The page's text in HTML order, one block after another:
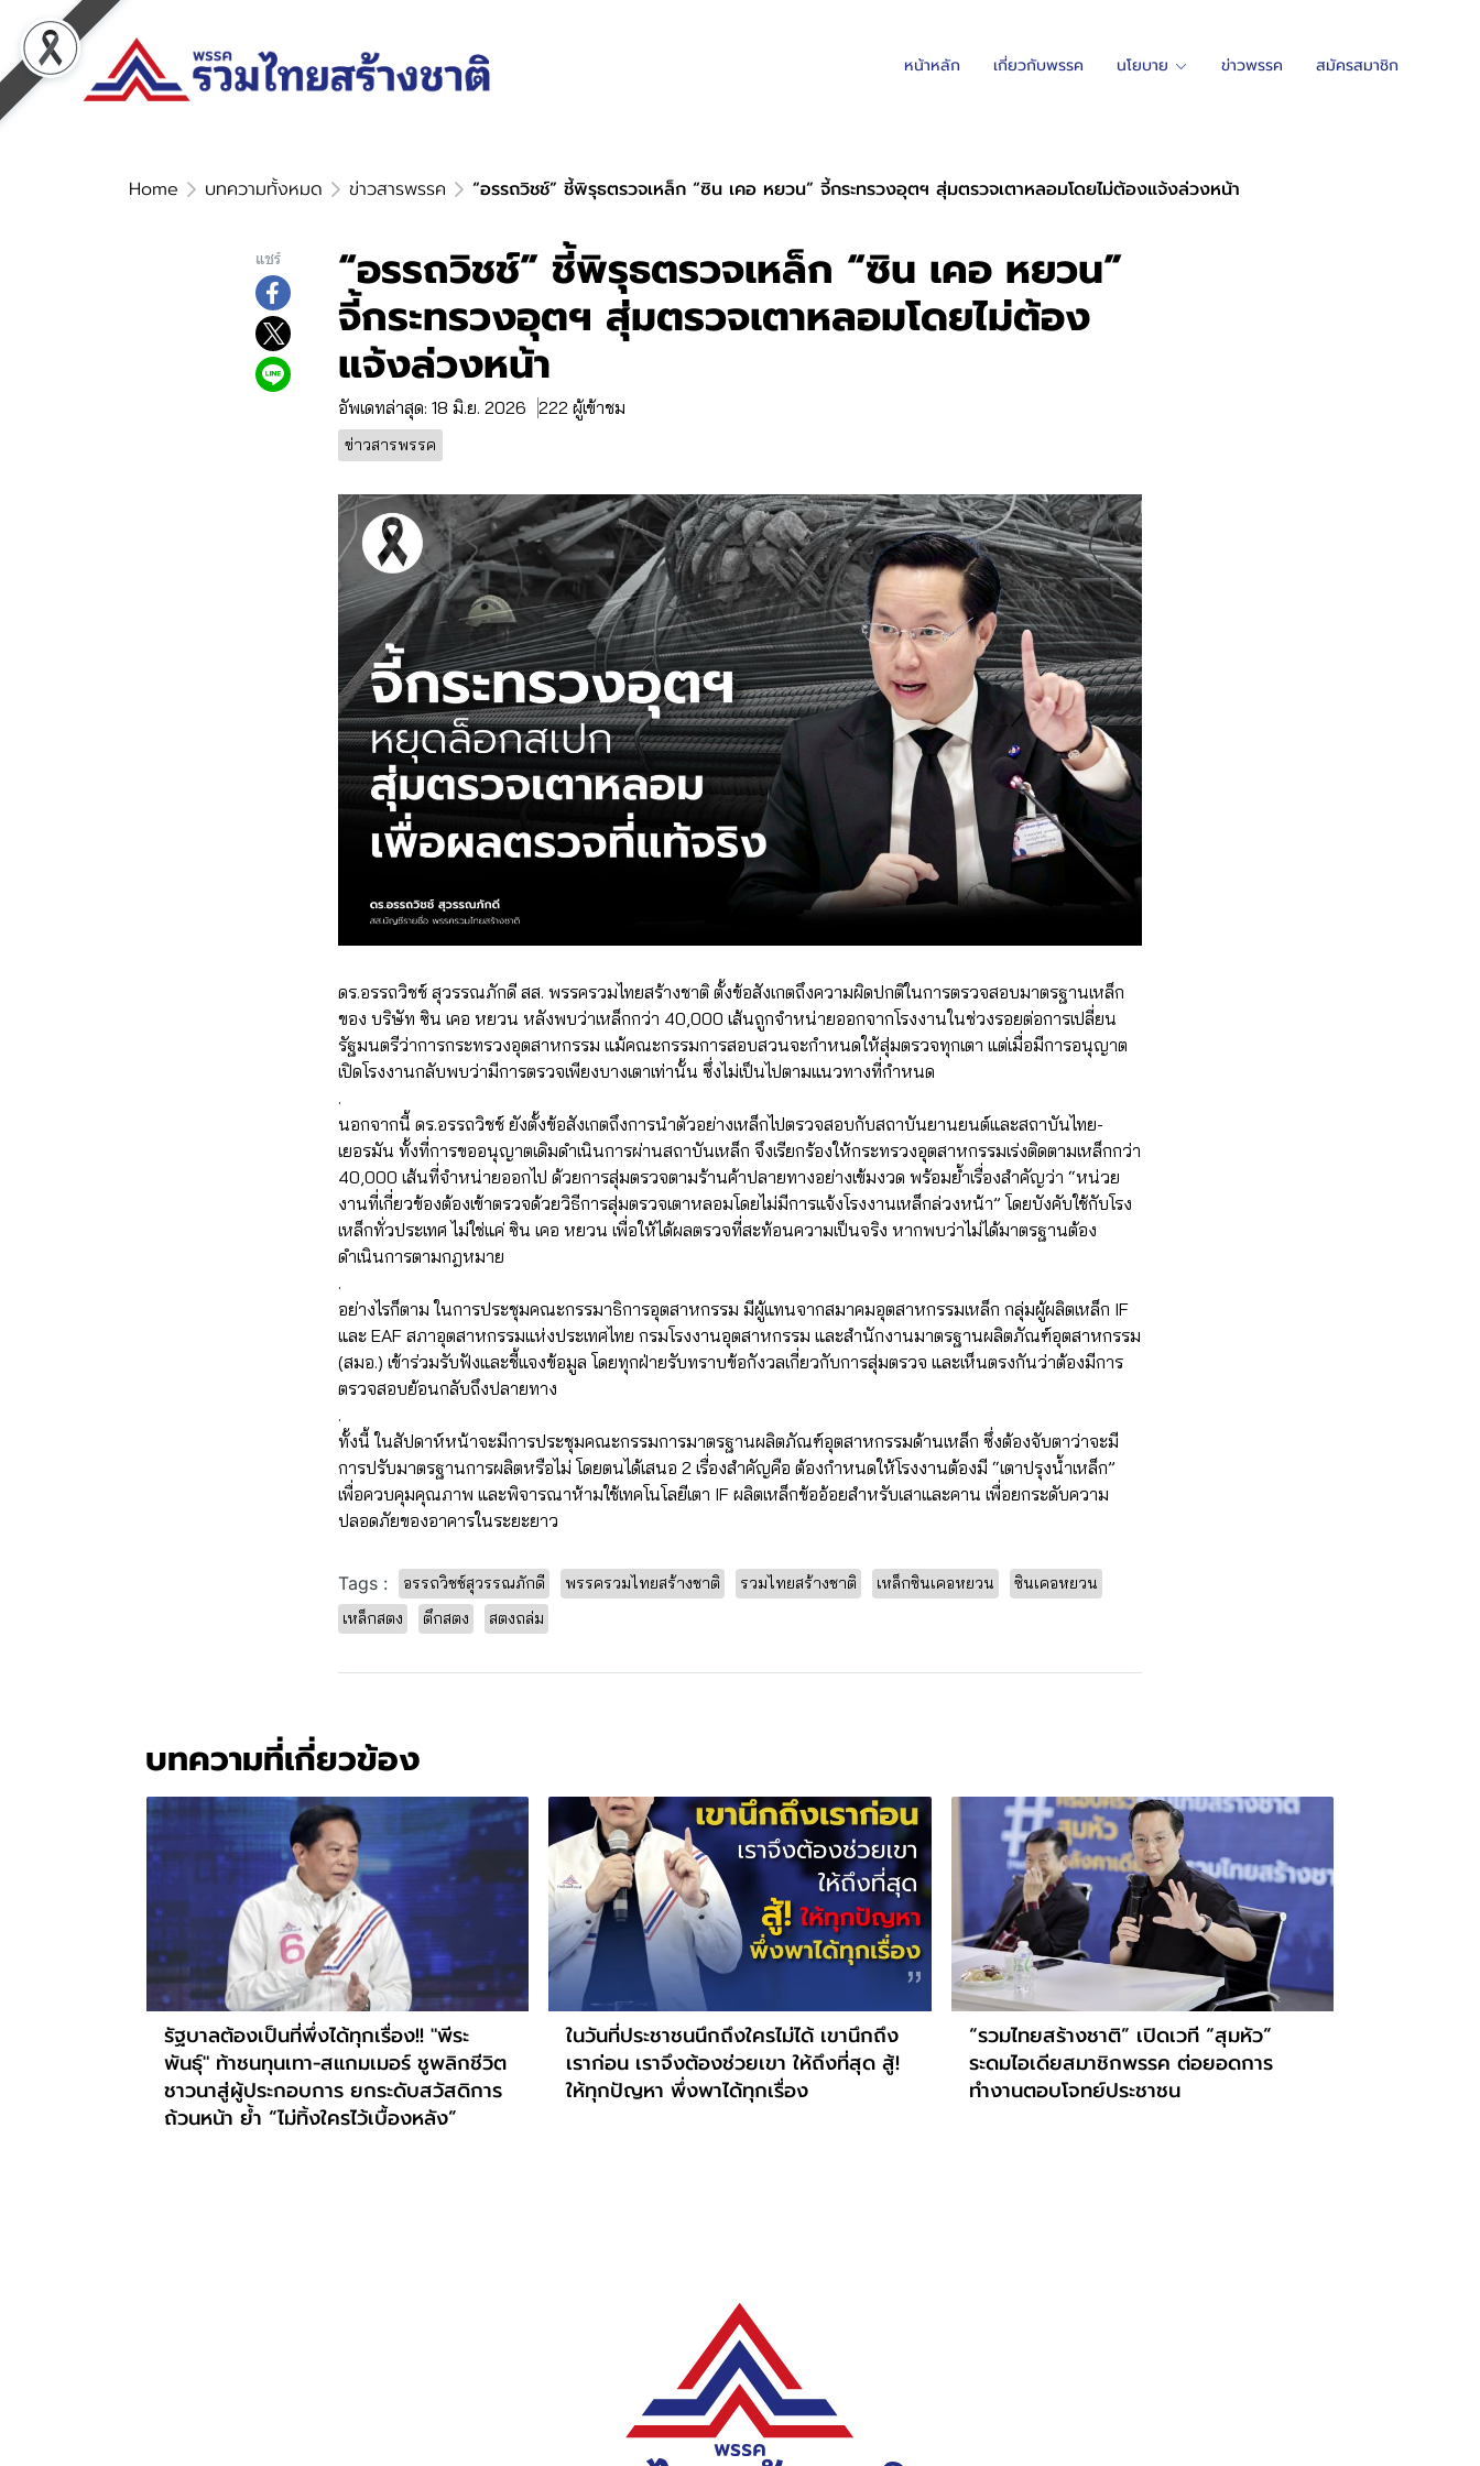
หน้าหลัก เกี่ยวกับพรรค นโยบาย ข่าวพรรค สมัครสมาชิก
Home บทความทั้งหมด ข่าวสารพรรค “อรรถวิชช์” ชี้พิรุธตรวจเหล็ก “ซิน เคอ หยวน” จี้กระทรวงอุตฯ สุ่มตรวจเตาหลอมโดยไม่ต้องแจ้งล่วงหน้า
แชร์ “อรรถวิชช์” ชี้พิรุธตรวจเหล็ก “ซิน เคอ หยวน”
จี้กระทรวงอุตฯ สุ่มตรวจเตาหลอมโดยไม่ต้อง
แจ้งล่วงหน้า
อัพเดทล่าสุด: 18 มิ.ย. 2026 222 ผู้เข้าชม
ข่าวสารพรรค
ดร.อรรถวิชช์ สุวรรณภักดี สส. พรรครวมไทยสร้างชาติ ตั้งข้อสังเกตถึงความผิดปกติในการตรวจสอบมาตรฐานเหล็ก
ของ บริษัท ซิน เคอ หยวน หลังพบว่าเหล็กกว่า 40,000 เส้นถูกจำหน่ายออกจากโรงงานในช่วงรอยต่อการเปลี่ยน
รัฐมนตรีว่าการกระทรวงอุตสาหกรรม แม้คณะกรรมการสอบสวนจะกำหนดให้สุ่มตรวจทุกเตา แต่เมื่อมีการอนุญาต
เปิดโรงงานกลับพบว่ามีการตรวจเพียงบางเตาเท่านั้น ซึ่งไม่เป็นไปตามแนวทางที่กำหนด
.
นอกจากนี้ ดร.อรรถวิชช์ ยังตั้งข้อสังเกตถึงการนำตัวอย่างเหล็กไปตรวจสอบกับสถาบันยานยนต์และสถาบันไทย-
เยอรมัน ทั้งที่การขออนุญาตเดิมดำเนินการผ่านสถาบันเหล็ก จึงเรียกร้องให้กระทรวงอุตสาหกรรมเร่งติดตามเหล็กกว่า
40,000 เส้นที่จำหน่ายออกไป ด้วยการสุ่มตรวจตามร้านค้าปลายทางอย่างเข้มงวด พร้อมย้ำเรื่องสำคัญว่า “หน่วย
งานที่เกี่ยวข้องต้องเข้าตรวจด้วยวิธีการสุ่มตรวจเตาหลอมโดยไม่มีการแจ้งโรงงานเหล็กล่วงหน้า” โดยบังคับใช้กับโรง
เหล็กทั่วประเทศ ไม่ใช่แค่ ซิน เคอ หยวน เพื่อให้ได้ผลตรวจที่สะท้อนความเป็นจริง หากพบว่าไม่ได้มาตรฐานต้อง
ดำเนินการตามกฎหมาย
.
อย่างไรก็ตาม ในการประชุมคณะกรรมาธิการอุตสาหกรรม มีผู้แทนจากสมาคมอุตสาหกรรมเหล็ก กลุ่มผู้ผลิตเหล็ก IF
และ EAF สภาอุตสาหกรรมแห่งประเทศไทย กรมโรงงานอุตสาหกรรม และสำนักงานมาตรฐานผลิตภัณฑ์อุตสาหกรรม
(สมอ.) เข้าร่วมรับฟังและชี้แจงข้อมูล โดยทุกฝ่ายรับทราบข้อกังวลเกี่ยวกับการสุ่มตรวจ และเห็นตรงกันว่าต้องมีการ
ตรวจสอบย้อนกลับถึงปลายทาง
.
ทั้งนี้ ในสัปดาห์หน้าจะมีการประชุมคณะกรรมการมาตรฐานผลิตภัณฑ์อุตสาหกรรมด้านเหล็ก ซึ่งต้องจับตาว่าจะมี
การปรับมาตรฐานการผลิตหรือไม่ โดยตนได้เสนอ 2 เรื่องสำคัญคือ ต้องกำหนดให้โรงงานต้องมี “เตาปรุงน้ำเหล็ก”
เพื่อควบคุมคุณภาพ และพิจารณาห้ามใช้เทคโนโลยีเตา IF ผลิตเหล็กข้ออ้อยสำหรับเสาและคาน เพื่อยกระดับความ
ปลอดภัยของอาคารในระยะยาว
Tags : อรรถวิชช์สุวรรณภักดี พรรครวมไทยสร้างชาติ รวมไทยสร้างชาติ เหล็กซินเคอหยวน
ซินเคอหยวน
เหล็กสตง
ตึกสตง สตงถล่ม
บทความที่เกี่ยวข้อง
รัฐบาลต้องเป็นที่พึ่งได้ทุกเรื่อง!! "พีระ
พันธุ์" ท้าชนทุนเทา-สแกมเมอร์ ชูพลิกชีวิต
ชาวนาสู่ผู้ประกอบการ ยกระดับสวัสดิการ
ถ้วนหน้า ย้ำ “ไม่ทิ้งใครไว้เบื้องหลัง”
ในวันที่ประชาชนนึกถึงใครไม่ได้ เขานึกถึง
เราก่อน เราจึงต้องช่วยเขา ให้ถึงที่สุด สู้!
ให้ทุกปัญหา พึ่งพาได้ทุกเรื่อง
“รวมไทยสร้างชาติ” เปิดเวที “สุมหัว”
ระดมไอเดียสมาชิกพรรค ต่อยอดการ
ทำงานตอบโจทย์ประชาชน